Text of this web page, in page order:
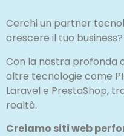
Cerchi un partner
crescere il tuo business?
Con la nostra profonda
altre tecnologie come
Laravel e PrestaShop,
realtà.
Creiamo siti web